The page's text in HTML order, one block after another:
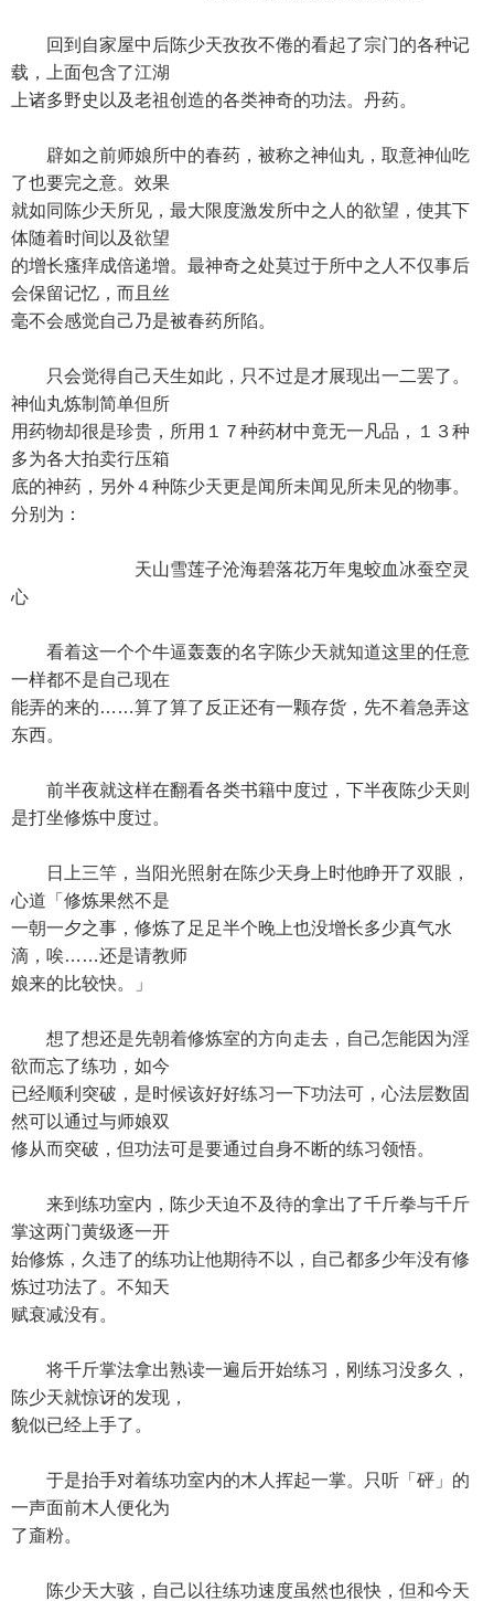
回到自家屋中后陈少天孜孜不倦的看起了宗门的各种记
载，上面包含了江湖
上诸多野史以及老祖创造的各类神奇的功法。丹药。
辟如之前师娘所中的春药，被称之神仙丸，取意神仙吃
了也要完之意。效果
就如同陈少天所见，最大限度激发所中之人的欲望，使其下
体随着时间以及欲望
的增长瘙痒成倍递增。最神奇之处莫过于所中之人不仅事后
会保留记忆，而且丝
毫不会感觉自己乃是被春药所陷。
只会觉得自己天生如此，只不过是才展现出一二罢了。
神仙丸炼制简单但所
用药物却很是珍贵，所用１７种药材中竟无一凡品，１３种
多为各大拍卖行压箱
底的神药，另外４种陈少天更是闻所未闻见所未见的物事。
分别为：
天山雪莲子沧海碧落花万年鬼蛟血冰蚕空灵
心
看着这一个个牛逼轰轰的名字陈少天就知道这里的任意
一样都不是自己现在
能弄的来的……算了算了反正还有一颗存货，先不着急弄这
东西。
前半夜就这样在翻看各类书籍中度过，下半夜陈少天则
是打坐修炼中度过。
日上三竿，当阳光照射在陈少天身上时他睁开了双眼，
心道「修炼果然不是
一朝一夕之事，修炼了足足半个晚上也没增长多少真气水
滴，唉……还是请教师
娘来的比较快。」
想了想还是先朝着修炼室的方向走去，自己怎能因为淫
欲而忘了练功，如今
已经顺利突破，是时候该好好练习一下功法可，心法层数固
然可以通过与师娘双
修从而突破，但功法可是要通过自身不断的练习领悟。
来到练功室内，陈少天迫不及待的拿出了千斤拳与千斤
掌这两门黄级逐一开
始修炼，久违了的练功让他期待不以，自己都多少年没有修
炼过功法了。不知天
赋衰减没有。
将千斤掌法拿出熟读一遍后开始练习，刚练习没多久，
陈少天就惊讶的发现，
貌似已经上手了。
于是抬手对着练功室内的木人挥起一掌。只听「砰」的
一声面前木人便化为
了齑粉。
陈少天大骇，自己以往练功速度虽然也很快，但和今天